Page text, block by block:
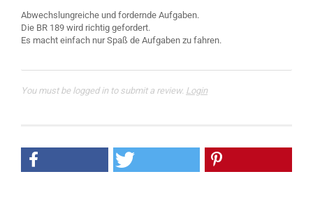
Abwechslungreiche und fordernde Aufgaben.
Die BR 189 wird richtig gefordert.
You must be logged in to submit a review. Login